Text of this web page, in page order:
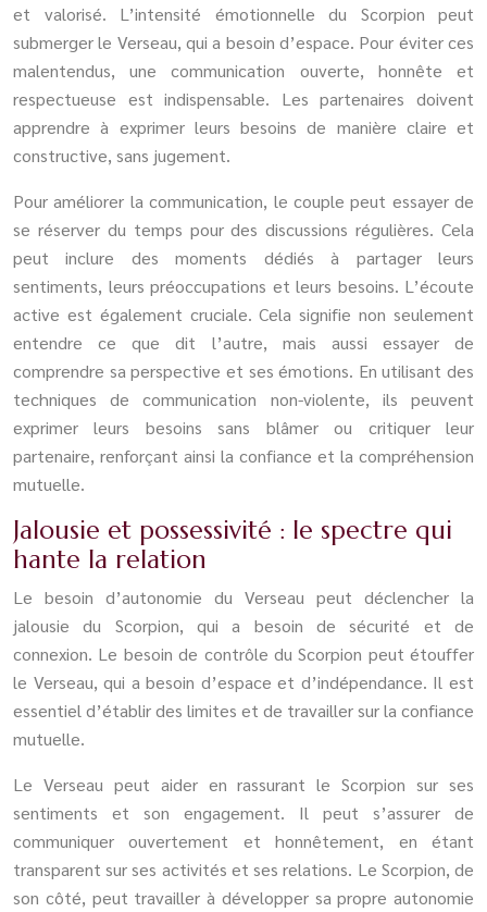
et valorisé. L’intensité émotionnelle du Scorpion peut
submerger le Verseau, qui a besoin d’espace. Pour éviter ces
malentendus, une communication ouverte, honnête et
respectueuse est indispensable. Les partenaires doivent
apprendre à exprimer leurs besoins de manière claire et
constructive, sans jugement.
Pour améliorer la communication, le couple peut essayer de
se réserver du temps pour des discussions régulières. Cela
peut inclure des moments dédiés à partager leurs
sentiments, leurs préoccupations et leurs besoins. L’écoute
active est également cruciale. Cela signifie non seulement
entendre ce que dit l’autre, mais aussi essayer de
comprendre sa perspective et ses émotions. En utilisant des
techniques de communication non-violente, ils peuvent
exprimer leurs besoins sans blâmer ou critiquer leur
partenaire, renforçant ainsi la confiance et la compréhension
mutuelle.
Jalousie et possessivité : le spectre qui
hante la relation
Le besoin d’autonomie du Verseau peut déclencher la
jalousie du Scorpion, qui a besoin de sécurité et de
connexion. Le besoin de contrôle du Scorpion peut étouffer
le Verseau, qui a besoin d’espace et d’indépendance. Il est
essentiel d’établir des limites et de travailler sur la confiance
mutuelle.
Le Verseau peut aider en rassurant le Scorpion sur ses
sentiments et son engagement. Il peut s’assurer de
communiquer ouvertement et honnêtement, en étant
transparent sur ses activités et ses relations. Le Scorpion, de
son côté, peut travailler à développer sa propre autonomie